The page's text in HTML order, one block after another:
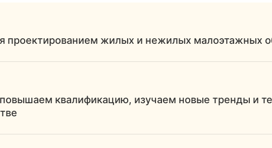
проектированием жилых и нежилых малоэтажных
квалификацию, изучаем новые тренды и